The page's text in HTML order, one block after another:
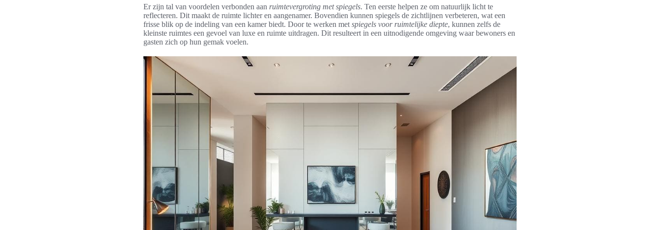
Er zijn tal van voordelen verbonden aan ruimtevergroting met spiegels. Ten eerste helpen ze om natuurlijk licht te
reflecteren. Dit maakt de ruimte lichter en aangenamer. Bovendien kunnen spiegels de zichtlijnen verbeteren, wat een
frisse blik op de indeling van een kamer biedt. Door te werken met spiegels voor ruimtelijke diepte, kunnen zelfs de
kleinste ruimtes een gevoel van luxe en ruimte uitdragen. Dit resulteert in een uitnodigende omgeving waar bewoners en
gasten zich op hun gemak voelen.